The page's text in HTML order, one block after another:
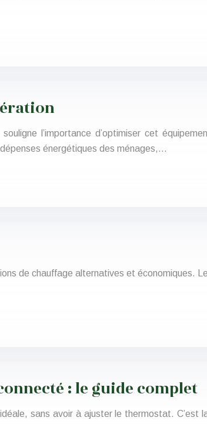
l’importance d’optimiser cet
énergétiques des ménages,…
de chauffage alternatives et économiques.
: le guide complet
sans avoir à ajuster le thermostat. C’est